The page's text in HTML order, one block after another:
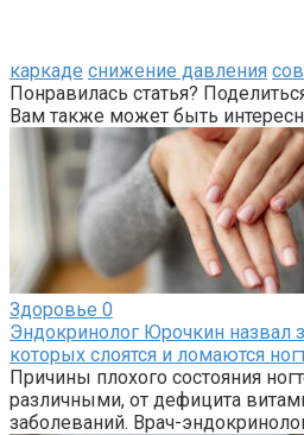
каркаде снижение давления
Понравилась статья?
Вам также может быть
Здоровье 0
Эндокринолог Юрочкин назвал
которых слоятся и ломаются
Причины плохого состояния
различными, от дефицита
заболеваний. Врач-